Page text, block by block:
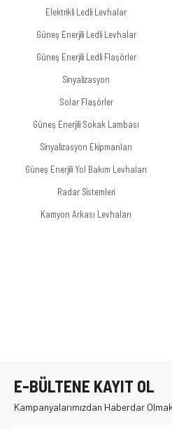
Elektrikli Ledli Levhalar
Güneş Enerjili Ledli Levhalar
Güneş Enerjili Ledli Flaşörler
Sinyalizasyon
Solar Flaşörler
Güneş Enerjili Sokak Lambası
Sinyalizasyon Ekipmanları
Güneş Enerjili Yol Bakım Levhaları
Radar Sistemleri
Kamyon Arkası Levhaları
E-BÜLTENE KAYIT OL
Kampanyalarımızdan Haberdar